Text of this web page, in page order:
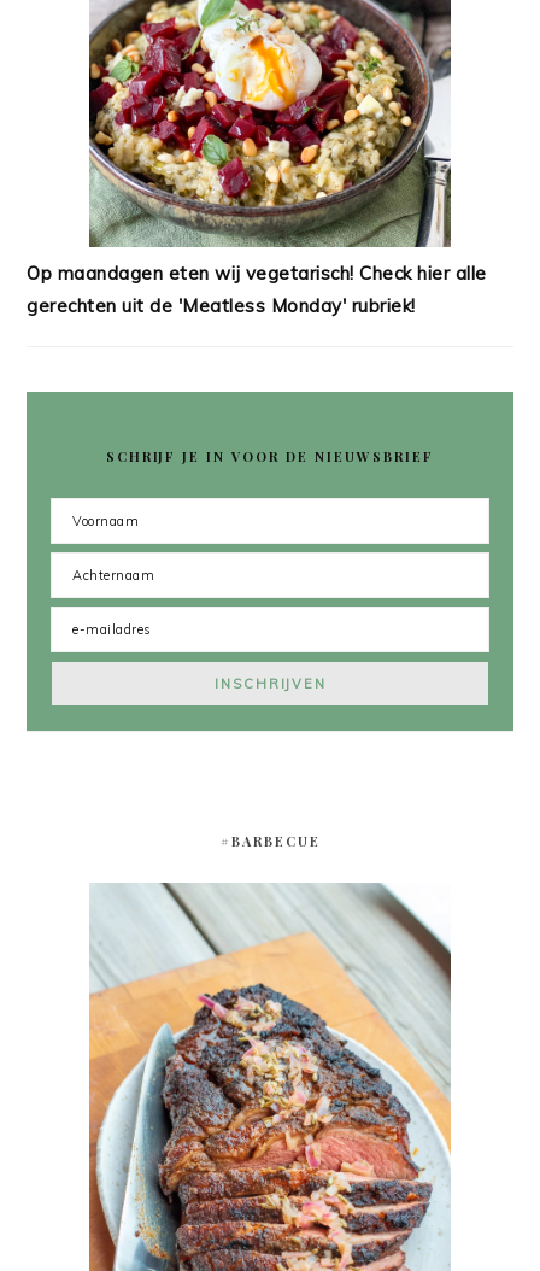
Op maandagen eten wij vegetarisch! Check hier alle
gerechten uit de 'Meatless Monday' rubriek!
SCHRIJF JE IN VOOR DE NIEUWSBRIEF
#BARBECUE